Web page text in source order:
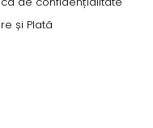
și Plată